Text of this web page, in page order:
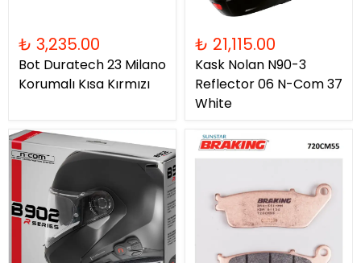
₺ 3,235.00
Bot Duratech 23 Milano
Korumalı Kısa Kırmızı
₺ 21,115.00
Kask Nolan N90-3
Reflector 06 N-Com 37
White